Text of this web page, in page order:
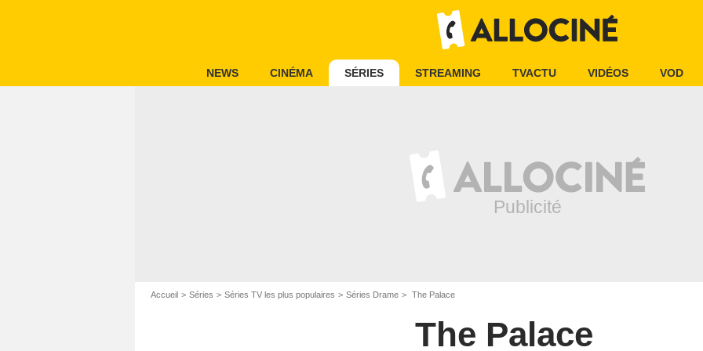
NEWS CINÉMA SÉRIES STREAMING TVACTU VIDÉOS VOD
Accueil Séries Séries TV les plus populaires Séries Drame The Palace
The Palace